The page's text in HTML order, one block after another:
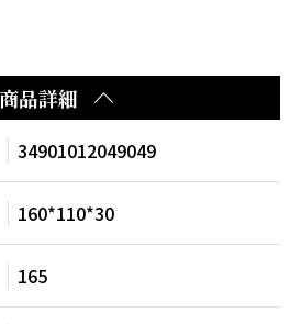
商品詳細
34901012049049
160*110*30
165